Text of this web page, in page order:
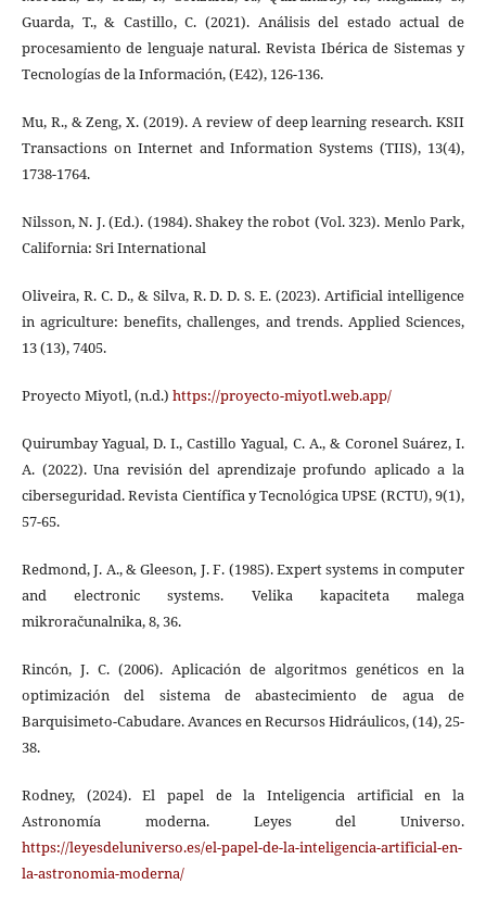
Guarda, T., & Castillo, C. (2021). Análisis del estado actual de
procesamiento de lenguaje natural. Revista Ibérica de Sistemas y
Tecnologías de la Información, (E42), 126-136.
Mu, R., & Zeng, X. (2019). A review of deep learning research. KSII
Transactions on Internet and Information Systems (TIIS), 13(4),
1738-1764.
Nilsson, N. J. (Ed.). (1984). Shakey the robot (Vol. 323). Menlo Park,
California: Sri International
Oliveira, R. C. D., & Silva, R. D. D. S. E. (2023). Artificial intelligence
in agriculture: benefits, challenges, and trends. Applied Sciences,
13 (13), 7405.
Proyecto Miyotl, (n.d.) https://proyecto-miyotl.web.app/
Quirumbay Yagual, D. I., Castillo Yagual, C. A., & Coronel Suárez, I.
A. (2022). Una revisión del aprendizaje profundo aplicado a la
ciberseguridad. Revista Científica y Tecnológica UPSE (RCTU), 9(1),
57-65.
Redmond, J. A., & Gleeson, J. F. (1985). Expert systems in computer
and electronic systems. Velika kapaciteta malega
mikroračunalnika, 8, 36.
Rincón, J. C. (2006). Aplicación de algoritmos genéticos en la
optimización del sistema de abastecimiento de agua de
Barquisimeto-Cabudare. Avances en Recursos Hidráulicos, (14), 25-
38.
Rodney, (2024). El papel de la Inteligencia artificial en la
Astronomía moderna. Leyes del Universo.
https://leyesdeluniverso.es/el-papel-de-la-inteligencia-artificial-en-
la-astronomia-moderna/